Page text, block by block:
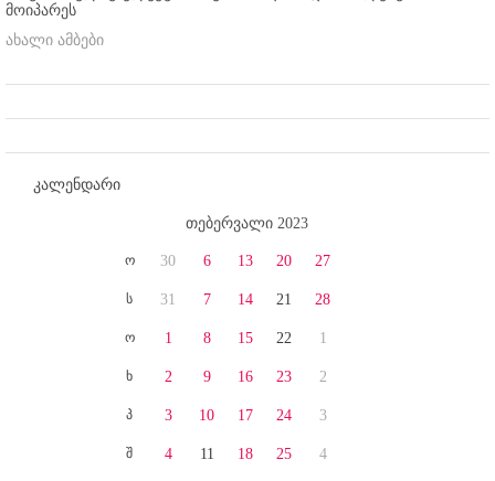
მოიპარეს
ახალი ამბები
კალენდარი
თებერვალი 2023
ო
ს
ო
ხ
პ
შ
30
31
1
2
3
4
6
7
8
9
10
11
13
14
15
16
17
18
20
21
22
23
24
25
27
28
1
2
3
4